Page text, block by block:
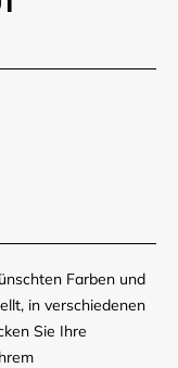
Farben und
in verschiedenen
Sie Ihre